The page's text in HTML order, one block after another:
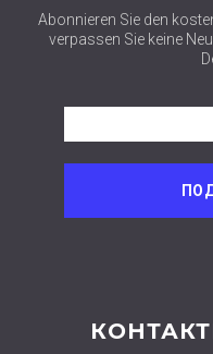
Abonnieren Sie den
verpassen Sie keine